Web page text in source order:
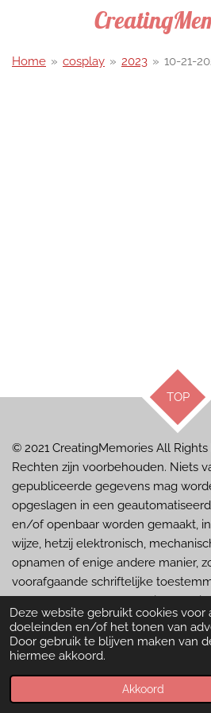
Deze website gebruikt cookies voor
doeleinden en/of het tonen van
Door gebruik te blijven maken van
hiermee akkoord.
Akkoord
naar
Home » cosplay » 2023 » 10-21-
TOP
© 2021 CreatingMemories All
Rechten zijn voorbehouden. Niets
gepubliceerde gegevens mag
opgeslagen in een
en/of openbaar worden gemaakt,
wijze, hetzij elektronisch,
opnamen of enige andere manier,
voorafgaande schriftelijke
de personen op de foto"s in kwestie.
Powered byJouwWeb
Telefoonnummer